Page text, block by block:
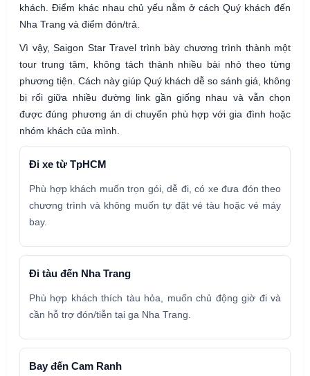
khách. Điểm khác nhau chủ yếu nằm ở cách Quý khách đến
Nha Trang và điểm đón/trả.
Vì vậy, Saigon Star Travel trình bày chương trình thành một
tour trung tâm, không tách thành nhiều bài nhỏ theo từng
phương tiện. Cách này giúp Quý khách dễ so sánh giá, không
bị rối giữa nhiều đường link gần giống nhau và vẫn chọn
được đúng phương án di chuyển phù hợp với gia đình hoặc
nhóm khách của mình.
Đi xe từ TpHCM
Phù hợp khách muốn trọn gói, dễ đi, có xe đưa đón theo
chương trình và không muốn tự đặt vé tàu hoặc vé máy
bay.
Đi tàu đến Nha Trang
Phù hợp khách thích tàu hỏa, muốn chủ động giờ đi và
cần hỗ trợ đón/tiễn tại ga Nha Trang.
Bay đến Cam Ranh